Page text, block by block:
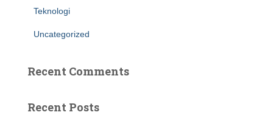
Teknologi
Uncategorized
Recent Comments
Recent Posts